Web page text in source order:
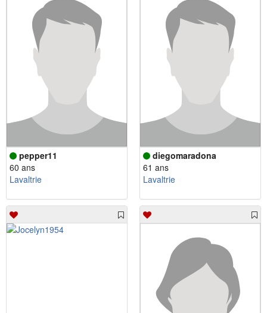
pepper11
60 ans
Lavaltrie
diegomaradona
61 ans
Lavaltrie